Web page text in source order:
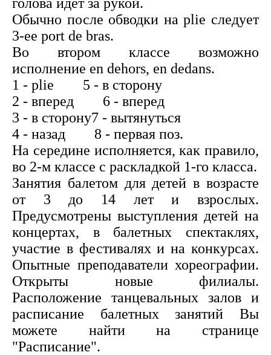
Обычно после обводки на plie следует
3-ее port de bras.
Во втором классе возможно
исполнение en dehors, en dedans.
1 - plie 5 - в сторону
2 - вперед 6 - вперед
3 - в сторону7 - вытянуться
4 - назад 8 - первая поз.
На середине исполняется, как правило,
во 2-м классе с раскладкой 1-го класса.
Занятия балетом для детей в возрасте
от 3 до 14 лет и взрослых.
Предусмотрены выступления детей на
концертах, в балетных спектаклях,
участие в фестивалях и на конкурсах.
Опытные преподаватели хореографии.
Открыты новые филиалы.
Расположение танцевальных залов и
расписание балетных занятий Вы
можете найти на странице
"Расписание".